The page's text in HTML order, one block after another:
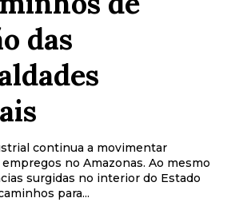
das
continua a movimentar
no Amazonas. Ao mesmo
surgidas no interior do Estado
para...